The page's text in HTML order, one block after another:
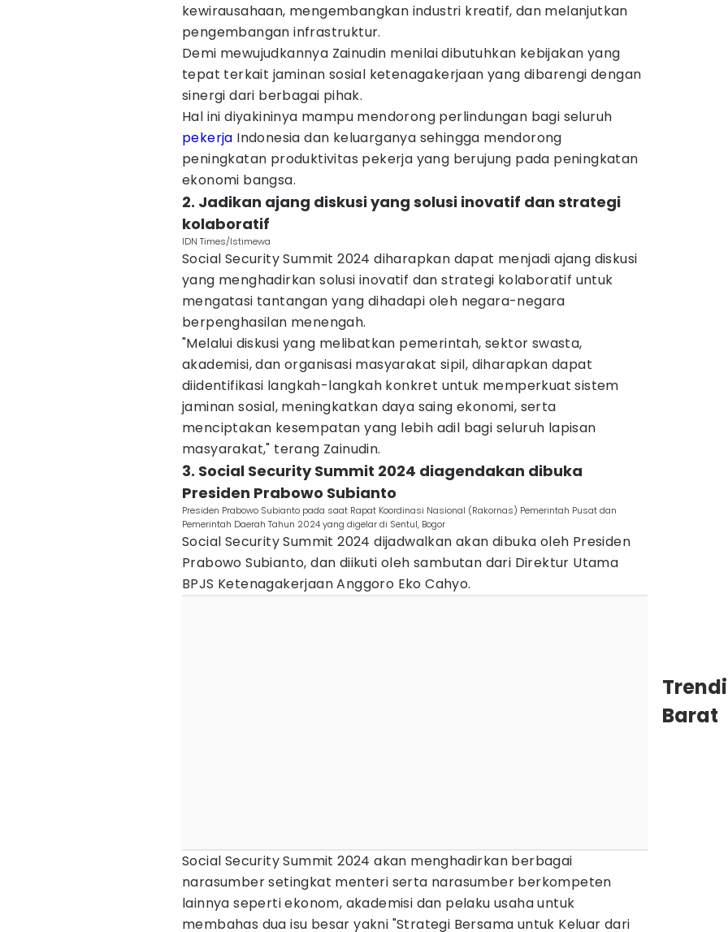
kewirausahaan, mengembangkan industri kreatif, dan melanjutkan
pengembangan infrastruktur.
Demi mewujudkannya Zainudin menilai dibutuhkan kebijakan yang
tepat terkait jaminan sosial ketenagakerjaan yang dibarengi dengan
sinergi dari berbagai pihak.
Hal ini diyakininya mampu mendorong perlindungan bagi seluruh
pekerja Indonesia dan keluarganya sehingga mendorong
peningkatan produktivitas pekerja yang berujung pada peningkatan
ekonomi bangsa.
2. Jadikan ajang diskusi yang solusi inovatif dan strategi
kolaboratif
IDN Times/Istimewa
Social Security Summit 2024 diharapkan dapat menjadi ajang diskusi
yang menghadirkan solusi inovatif dan strategi kolaboratif untuk
mengatasi tantangan yang dihadapi oleh negara-negara
berpenghasilan menengah.
"Melalui diskusi yang melibatkan pemerintah, sektor swasta,
akademisi, dan organisasi masyarakat sipil, diharapkan dapat
diidentifikasi langkah-langkah konkret untuk memperkuat sistem
jaminan sosial, meningkatkan daya saing ekonomi, serta
menciptakan kesempatan yang lebih adil bagi seluruh lapisan
masyarakat," terang Zainudin.
3. Social Security Summit 2024 diagendakan dibuka
Presiden Prabowo Subianto
Presiden Prabowo Subianto pada saat Rapat Koordinasi Nasional (Rakornas) Pemerintah Pusat dan
Pemerintah Daerah Tahun 2024 yang digelar di Sentul, Bogor
Social Security Summit 2024 dijadwalkan akan dibuka oleh Presiden
Prabowo Subianto, dan diikuti oleh sambutan dari Direktur Utama
BPJS Ketenagakerjaan Anggoro Eko Cahyo.
Social Security Summit 2024 akan menghadirkan berbagai
narasumber setingkat menteri serta narasumber berkompeten
lainnya seperti ekonom, akademisi dan pelaku usaha untuk
membahas dua isu besar yakni "Strategi Bersama untuk Keluar dari
Barat